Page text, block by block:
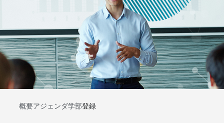
概要アジェンダ学部登録